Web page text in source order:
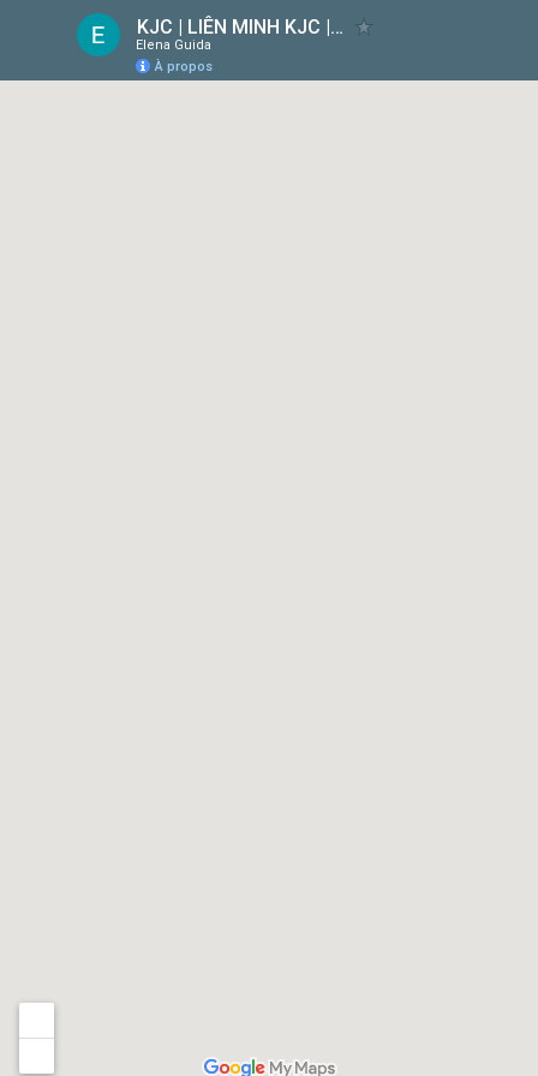
KJC | LIÊN MINH KJC | MỖI BƯỚC ĐI - MỖI Ý TƯỞNG
Elena Guida
À propos